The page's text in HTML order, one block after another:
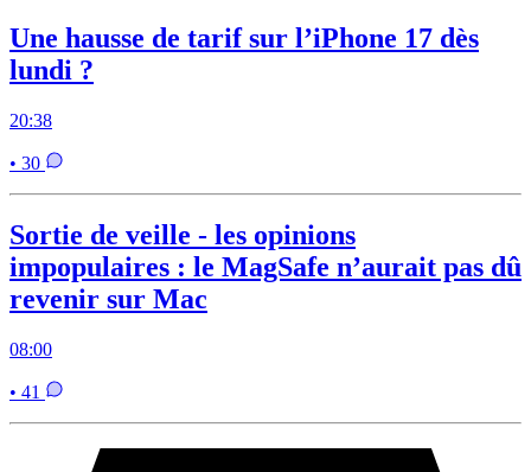
Une hausse de tarif sur l’iPhone 17 dès
lundi ?
20:38
• 30
Sortie de veille - les opinions
impopulaires : le MagSafe n’aurait pas dû
revenir sur Mac
08:00
• 41